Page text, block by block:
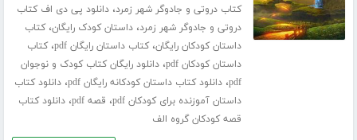
کتاب دروتی و جادوگر شهر زمرد،دانلود پی دی اف کتاب
دروتی و جادوگر شهر زمرد،داستان کودک رایگان،کتاب
داستان کودکان رایگان،کتاب داستان رایگان pdf ،کتاب
داستان کودکان pdf
،دانلود رایگان کتاب کودک و نوجوان
pdf،دانلود کتاب داستان کودکانه رایگان pdf ،دانلود کتاب
داستان آموزنده برای کودکان pdf
، قصه pdf ،دانلود کتاب
قصه کودکان گروه الف